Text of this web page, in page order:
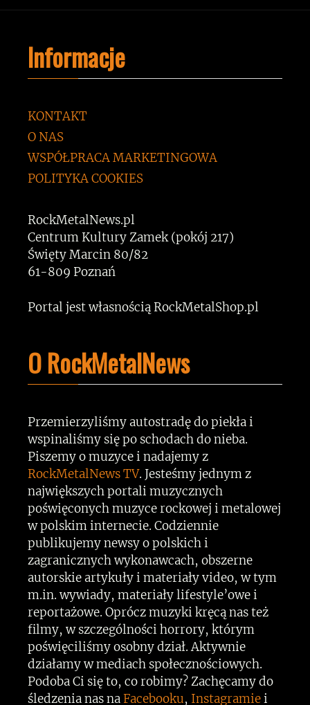
Informacje
KONTAKT
O NAS
WSPÓŁPRACA MARKETINGOWA
POLITYKA COOKIES
RockMetalNews.pl
Centrum Kultury Zamek (pokój 217)
Święty Marcin 80/82
61-809 Poznań
Portal jest własnością RockMetalShop.pl
O RockMetalNews
Przemierzyliśmy autostradę do piekła i
wspinaliśmy się po schodach do nieba.
Piszemy o muzyce i nadajemy z
RockMetalNews TV. Jesteśmy jednym z
największych portali muzycznych
poświęconych muzyce rockowej i metalowej
w polskim internecie. Codziennie
publikujemy newsy o polskich i
zagranicznych wykonawcach, obszerne
autorskie artykuły i materiały video, w tym
m.in. wywiady, materiały lifestyle’owe i
reportażowe. Oprócz muzyki kręcą nas też
filmy, w szczególności horrory, którym
poświęciliśmy osobny dział. Aktywnie
działamy w mediach społecznościowych.
Podoba Ci się to, co robimy? Zachęcamy do
śledzenia nas naFacebooku, Instagramiei